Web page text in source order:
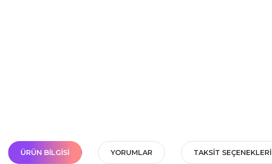
ÜRÜN BILGISI YORUMLAR TAKSIT SEÇENEKLERI